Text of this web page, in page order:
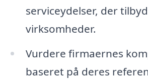
serviceydelser, der
virksomheder.
Vurdere firmaernes
baseret på deres